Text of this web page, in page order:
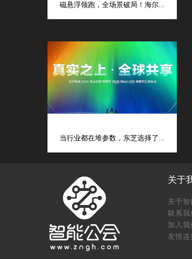
磁悬浮领跑，全场景破局！海尔...
当行业都在堆参数，东芝选择了...
关于
关于智
联系我
加入我
友情连